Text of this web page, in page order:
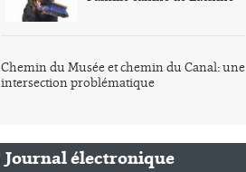
Chemin du Musée et chemin du Canal: une
intersection problématique
Journal électronique